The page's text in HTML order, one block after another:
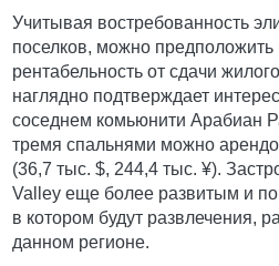
Учитывая востребованность
поселков, можно
рентабельность от сдачи
наглядно подтверждает
соседнем комьюнити Арабиан
тремя спальнями можно
(36,7 тыс. $, 244,4 тыс. ¥).
Valley еще более развитым и
в котором будут развлечения,
данном регионе.